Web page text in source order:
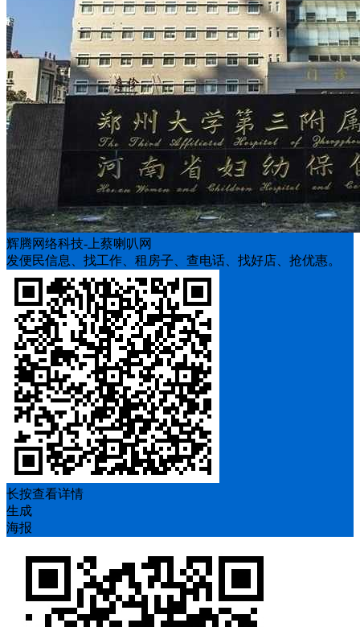
辉腾网络科技-上蔡喇叭网
发便民信息、找工作、租房子、查电话、找好店、抢优惠。
长按查看详情
生成
海报